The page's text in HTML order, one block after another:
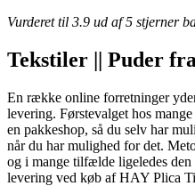
Vurderet til 3.9 ud af 5 stjerner
Tekstiler || Puder
En række online forretninger
levering. Førstevalget hos
en pakkeshop, så du selv har
når du har mulighed for det.
og i mange tilfælde ligeledes
levering ved køb af HAY Plica